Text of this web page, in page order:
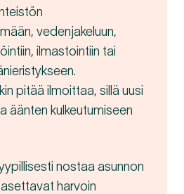
vedenjakeluun,
ilmastointiin tai
pitää ilmoittaa, sillä uusi
äänten kulkeutumiseen
nostaa asunnon
harvoin